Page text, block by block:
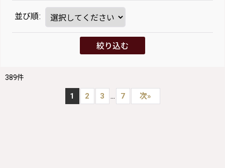
並び順:
絞り込む
389件
1 2 3 ... 7 次»